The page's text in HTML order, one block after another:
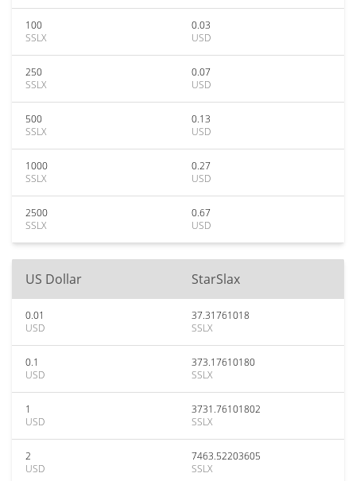
100
SSLX
0.03
USD
250
SSLX
0.07
USD
500
SSLX
0.13
USD
1000
SSLX
0.27
USD
2500
SSLX
0.67
USD
US Dollar StarSlax
0.01
USD
37.31761018
SSLX
0.1
USD
373.17610180
SSLX
1
USD
3731.76101802
SSLX
2
USD
7463.52203605
SSLX